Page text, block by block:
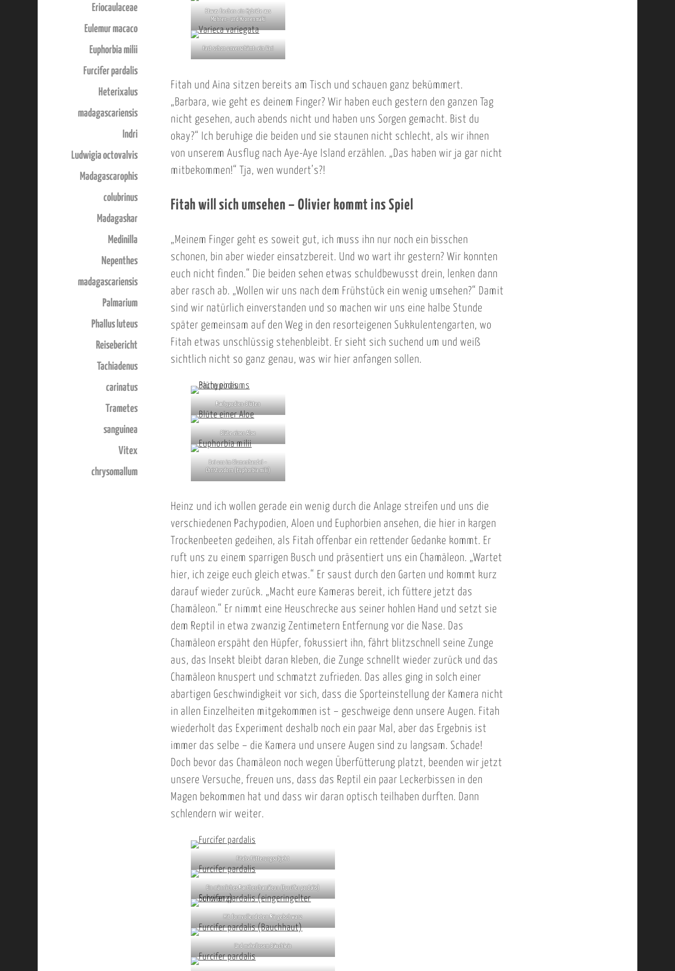
Etwas frecher: ein Hybride aus
Mohren- und Kronenmaki
Fast schon unverschämt: ein Vari
Fitah und Aina sitzen bereits am Tisch und schauen ganz bekümmert.
„Barbara, wie geht es deinem Finger? Wir haben euch gestern den ganzen Tag
nicht gesehen, auch abends nicht und haben uns Sorgen gemacht. Bist du
okay?“ Ich beruhige die beiden und sie staunen nicht schlecht, als wir ihnen
von unserem Ausflug nach Aye-Aye Island erzählen. „Das haben wir ja gar nicht
mitbekommen!“ Tja, wen wundert’s?!
Fitah will sich umsehen – Olivier kommt ins Spiel
„Meinem Finger geht es soweit gut, ich muss ihn nur noch ein bisschen
schonen, bin aber wieder einsatzbereit. Und wo wart ihr gestern? Wir konnten
euch nicht finden.“ Die beiden sehen etwas schuldbewusst drein, lenken dann
aber rasch ab. „Wollen wir uns nach dem Frühstück ein wenig umsehen?“ Damit
sind wir natürlich einverstanden und so machen wir uns eine halbe Stunde
später gemeinsam auf den Weg in den resorteigenen Sukkulentengarten, wo
Fitah etwas unschlüssig stehenbleibt. Er sieht sich suchend um und weiß
sichtlich nicht so ganz genau, was wir hier anfangen sollen.
Pachypodien-Blüten
Blüte einer Aloe
Bei uns im Blumenhandel –
Christusdorn (Euphorbia milii)
Heinz und ich wollen gerade ein wenig durch die Anlage streifen und uns die
verschiedenen Pachypodien, Aloen und Euphorbien ansehen, die hier in kargen
Trockenbeeten gedeihen, als Fitah offenbar ein rettender Gedanke kommt. Er
ruft uns zu einem sparrigen Busch und präsentiert uns ein Chamäleon. „Wartet
hier, ich zeige euch gleich etwas.“ Er saust durch den Garten und kommt kurz
darauf wieder zurück. „Macht eure Kameras bereit, ich füttere jetzt das
Chamäleon.“ Er nimmt eine Heuschrecke aus seiner hohlen Hand und setzt sie
dem Reptil in etwa zwanzig Zentimetern Entfernung vor die Nase. Das
Chamäleon erspäht den Hüpfer, fokussiert ihn, fährt blitzschnell seine Zunge
aus, das Insekt bleibt daran kleben, die Zunge schnellt wieder zurück und das
Chamäleon knuspert und schmatzt zufrieden. Das alles ging in solch einer
abartigen Geschwindigkeit vor sich, dass die Sporteinstellung der Kamera nicht
in allen Einzelheiten mitgekommen ist – geschweige denn unsere Augen. Fitah
wiederholt das Experiment deshalb noch ein paar Mal, aber das Ergebnis ist
immer das selbe – die Kamera und unsere Augen sind zu langsam. Schade!
Doch bevor das Chamäleon noch wegen Überfütterung platzt, beenden wir jetzt
unsere Versuche, freuen uns, dass das Reptil ein paar Leckerbissen in den
Magen bekommen hat und dass wir daran optisch teilhaben durften. Dann
schlendern wir weiter.
Fitahs Fütterungsobjekt
Ein männliches Pantherchamäleon (Furcifer pardalis)
Mit formvollendetem Ringelschwanz
Und makellosem Bäuchlein
Eriocaulaceae
Eulemur macaco
Euphorbia milii
Furcifer pardalis
Heterixalus
madagascariensis
Indri
Ludwigia octovalvis
Madagascarophis
colubrinus
Madagaskar
Medinilla
Nepenthes
madagascariensis
Palmarium
Phallus luteus
Reisebericht
Tachiadenus
carinatus
Trametes
sanguinea
Vitex
chrysomallum